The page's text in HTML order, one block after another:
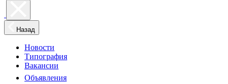
Назад
Новости
Типография
Вакансии
Объявления